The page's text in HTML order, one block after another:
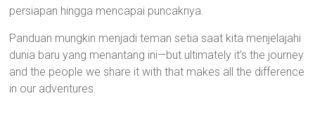
persiapan hingga mencapai puncaknya.
Panduan mungkin menjadi teman setia saat kita menjelajahi
dunia baru yang menantang ini—but ultimately it’s the journey
and the people we share it with that makes all the difference
in our adventures.